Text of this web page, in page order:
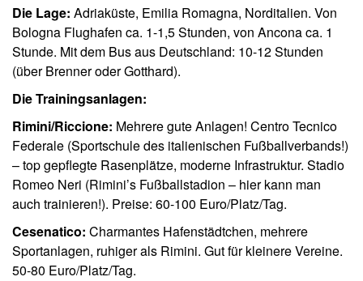
Die Lage: Adriaküste, Emilia Romagna, Norditalien. Von
Bologna Flughafen ca. 1-1,5 Stunden, von Ancona ca. 1
Stunde. Mit dem Bus aus Deutschland: 10-12 Stunden
(über Brenner oder Gotthard).
Die Trainingsanlagen:
Rimini/Riccione: Mehrere gute Anlagen! Centro Tecnico
Federale (Sportschule des italienischen Fußballverbands!)
– top gepflegte Rasenplätze, moderne Infrastruktur. Stadio
Romeo Neri (Rimini’s Fußballstadion – hier kann man
auch trainieren!). Preise: 60-100 Euro/Platz/Tag.
Cesenatico: Charmantes Hafenstädtchen, mehrere
Sportanlagen, ruhiger als Rimini. Gut für kleinere Vereine.
50-80 Euro/Platz/Tag.